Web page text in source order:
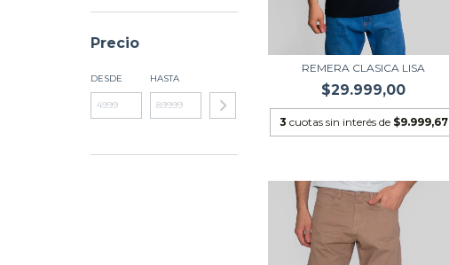
Precio
DESDE HASTA
REMERA CLASICA LISA
$29.999,00
3 cuotas sin interés de $9.999,67